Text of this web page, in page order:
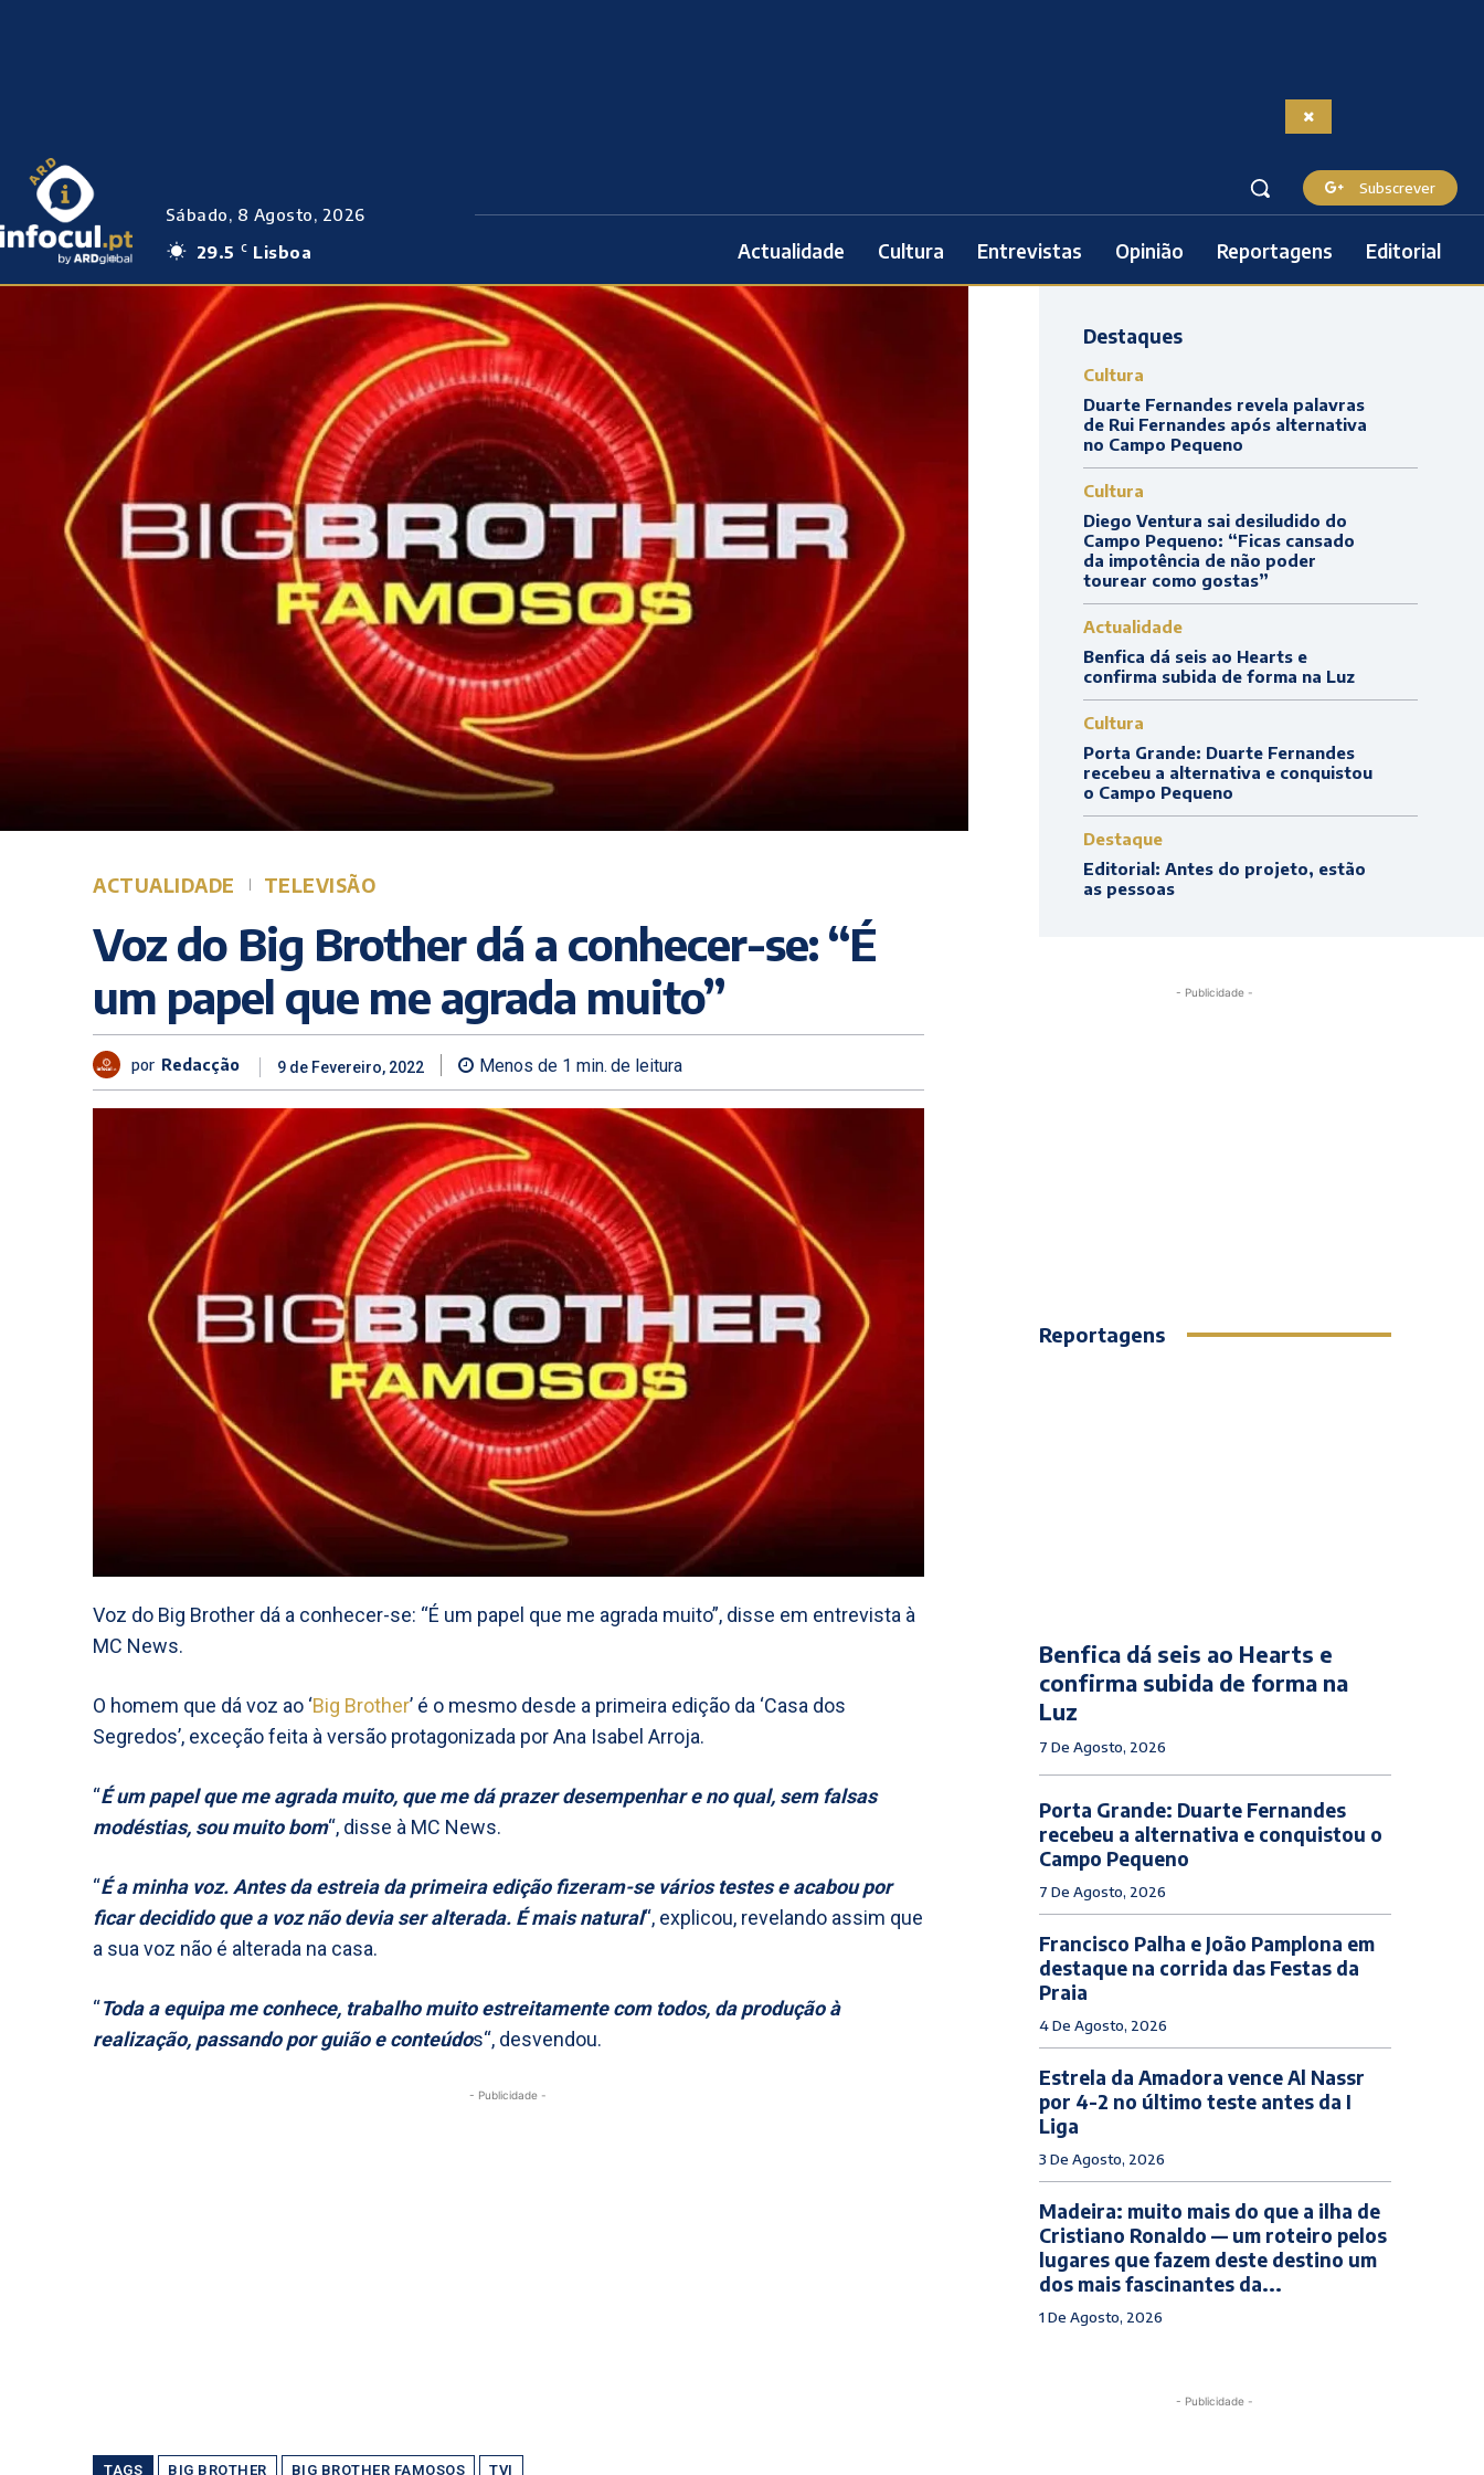
Sábado, 8 Agosto, 2026
29.5
C Lisboa
Subscrever
Actualidade Cultura Entrevistas Opinião Reportagens Editorial
ACTUALIDADE TELEVISÃO
Voz do Big Brother dá a conhecer-se: “É
um papel que me agrada muito”
por Redacção 9 de Fevereiro, 2022 Menos de 1 min. de leitura
Voz do Big Brother dá a conhecer-se: “É um papel que me agrada muito”, disse em entrevista à
MC News.
O homem que dá voz ao ‘Big Brother’ é o mesmo desde a primeira edição da ‘Casa dos
Segredos’, exceção feita à versão protagonizada por Ana Isabel Arroja.
“É um papel que me agrada muito, que me dá prazer desempenhar e no qual, sem falsas
modéstias, sou muito bom“, disse à MC News.
“É a minha voz. Antes da estreia da primeira edição fizeram-se vários testes e acabou por
ficar decidido que a voz não devia ser alterada. É mais natural“, explicou, revelando assim que
a sua voz não é alterada na casa.
“Toda a equipa me conhece, trabalho muito estreitamente com todos, da produção à
realização, passando por guião e conteúdos“, desvendou.
- Publicidade -
TAGS BIG BROTHER BIG BROTHER FAMOSOS TVI
Destaques
Cultura
Duarte Fernandes revela palavras
de Rui Fernandes após alternativa
no Campo Pequeno
Cultura
Diego Ventura sai desiludido do
Campo Pequeno: “Ficas cansado
da impotência de não poder
tourear como gostas”
Actualidade
Benfica dá seis ao Hearts e
confirma subida de forma na Luz
Cultura
Porta Grande: Duarte Fernandes
recebeu a alternativa e conquistou
o Campo Pequeno
Destaque
Editorial: Antes do projeto, estão
as pessoas
- Publicidade -
Reportagens
Benfica dá seis ao Hearts e
confirma subida de forma na
Luz
7 De Agosto, 2026
Porta Grande: Duarte Fernandes
recebeu a alternativa e conquistou o
Campo Pequeno
7 De Agosto, 2026
Francisco Palha e João Pamplona em
destaque na corrida das Festas da
Praia
4 De Agosto, 2026
Estrela da Amadora vence Al Nassr
por 4-2 no último teste antes da I
Liga
3 De Agosto, 2026
Madeira: muito mais do que a ilha de
Cristiano Ronaldo — um roteiro pelos
lugares que fazem deste destino um
dos mais fascinantes da...
1 De Agosto, 2026
- Publicidade -